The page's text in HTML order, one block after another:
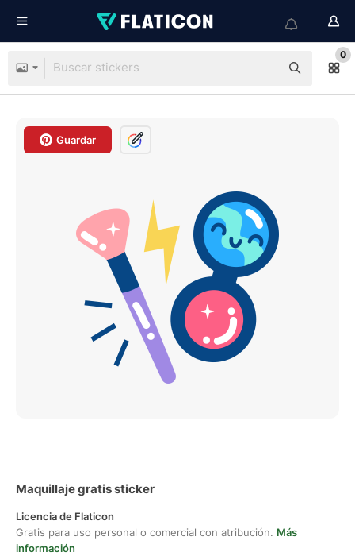
0
Guardar
Maquillaje gratis sticker
Licencia de Flaticon
Gratis para uso personal o comercial con atribución. Más
información